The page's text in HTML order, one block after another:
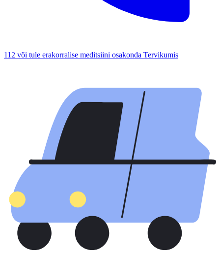
112 või tule erakorralise meditsiini osakonda Tervikumis